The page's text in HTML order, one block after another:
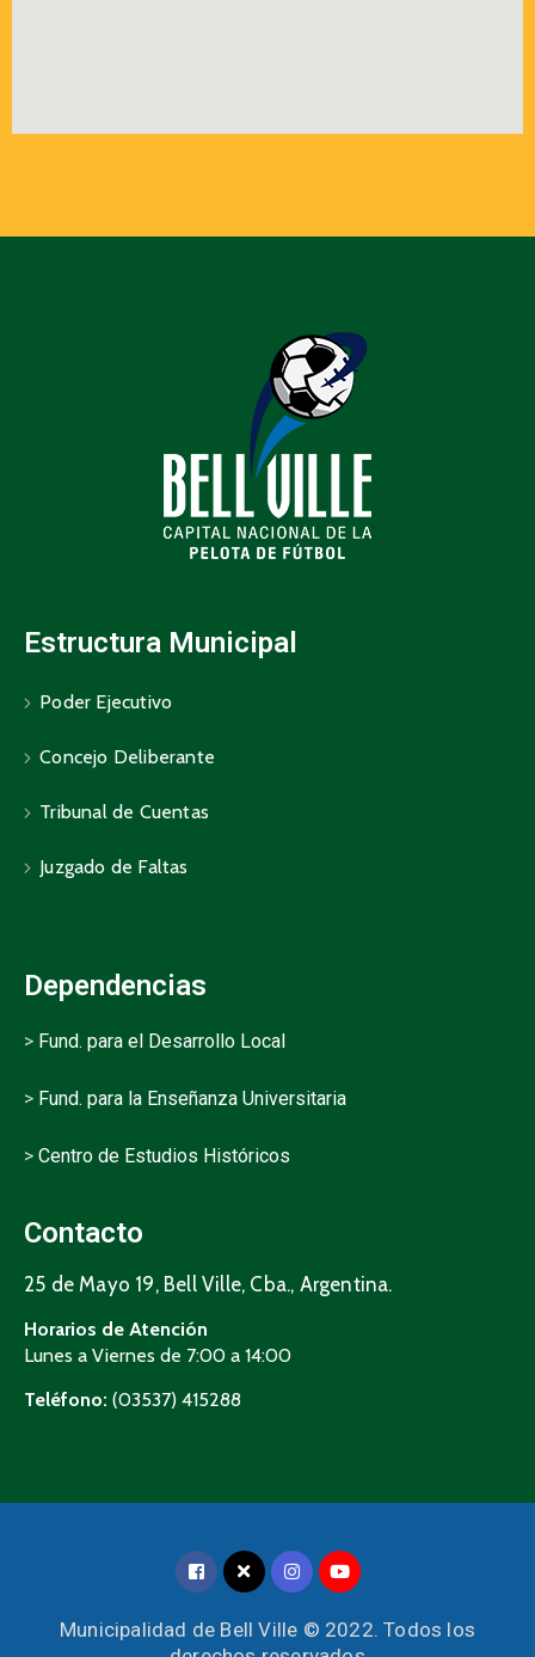
Estructura Municipal
Poder Ejecutivo
Concejo Deliberante
Tribunal de Cuentas
Juzgado de Faltas
Dependencias
> Fund. para el Desarrollo Local
> Fund. para la Enseñanza Universitaria
> Centro de Estudios Históricos
Contacto
25 de Mayo 19, Bell Ville, Cba., Argentina.
Horarios de Atención
Lunes a Viernes de 7:00 a 14:00
Teléfono: (03537) 415288
Municipalidad de Bell Ville © 2022. Todos los